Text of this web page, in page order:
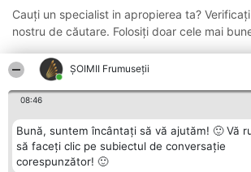
ȘOIMII Frumuseții
08:46
Bună, suntem încântați să vă ajutăm! 🙂 Vă
să faceți clic pe subiectul de conversație
corespunzător! 🙂
Cauți un specialist in apropierea ta?
nostru de căutare. Folosiți doar cele mai